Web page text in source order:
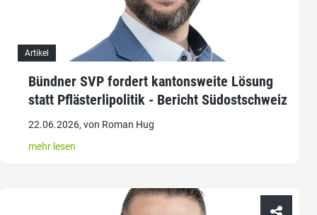
Artikel
Bündner SVP fordert kantonsweite Lösung
statt Pflästerlipolitik - Bericht Südostschweiz
22.06.2026, von Roman Hug
mehr lesen